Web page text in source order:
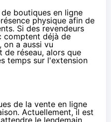
boutiques en ligne
physique afin de
Si des revendeurs
comptent déjà de
on a aussi vu
de réseau, alors que
temps sur l'extension
de la vente en ligne
Actuellement, il est
le lendemain